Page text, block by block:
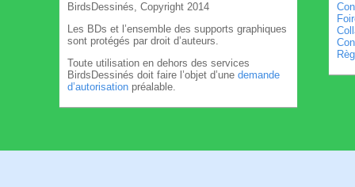
BirdsDessinés, Copyright 2014
Les BDs et l’ensemble des supports graphiques
sont protégés par droit d’auteurs.
Toute utilisation en dehors des services
BirdsDessinés doit faire l’objet d’une demande
d’autorisation préalable.